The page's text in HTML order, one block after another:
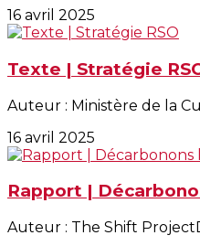
16 avril 2025
Texte | Stratégie
Auteur : Ministère de la
16 avril 2025
Rapport |
Auteur : The Shift